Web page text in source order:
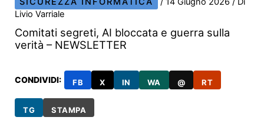
Livio Varriale
Comitati segreti, AI bloccata e guerra sulla
verità – NEWSLETTER
CONDIVIDI: FB X IN WA @ RT
TG STAMPA